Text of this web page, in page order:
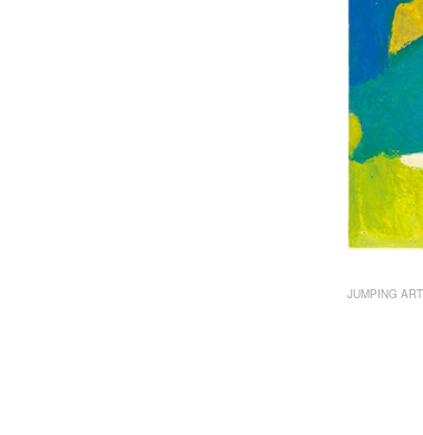
JUMPING